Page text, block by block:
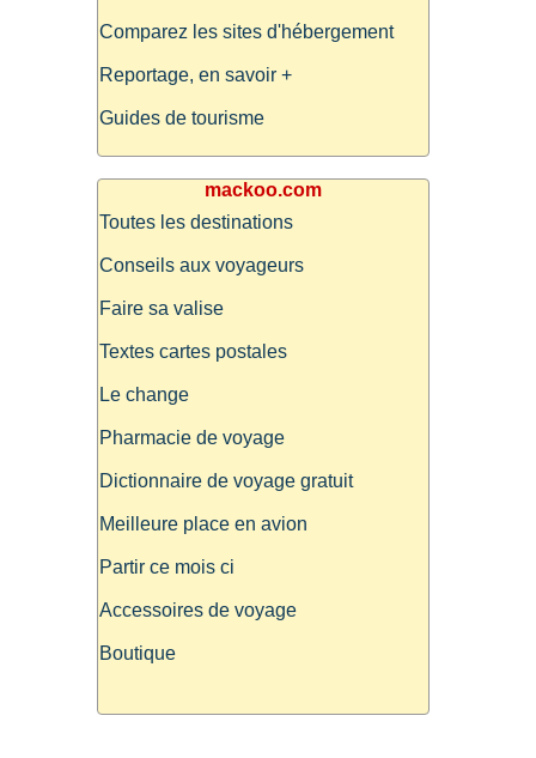
Comparez les sites d'hébergement
Reportage, en savoir +
Guides de tourisme
mackoo.com
Toutes les destinations
Conseils aux voyageurs
Faire sa valise
Textes cartes postales
Le change
Pharmacie de voyage
Dictionnaire de voyage gratuit
Meilleure place en avion
Partir ce mois ci
Accessoires de voyage
Boutique